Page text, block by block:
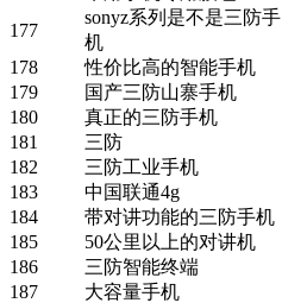
177
sonyz系列是不是三防手
机
178
性价比高的智能手机
179
国产三防山寨手机
180
真正的三防手机
181
三防
182
三防工业手机
183
中国联通4g
184
带对讲功能的三防手机
185
50公里以上的对讲机
186
三防智能终端
187
大容量手机